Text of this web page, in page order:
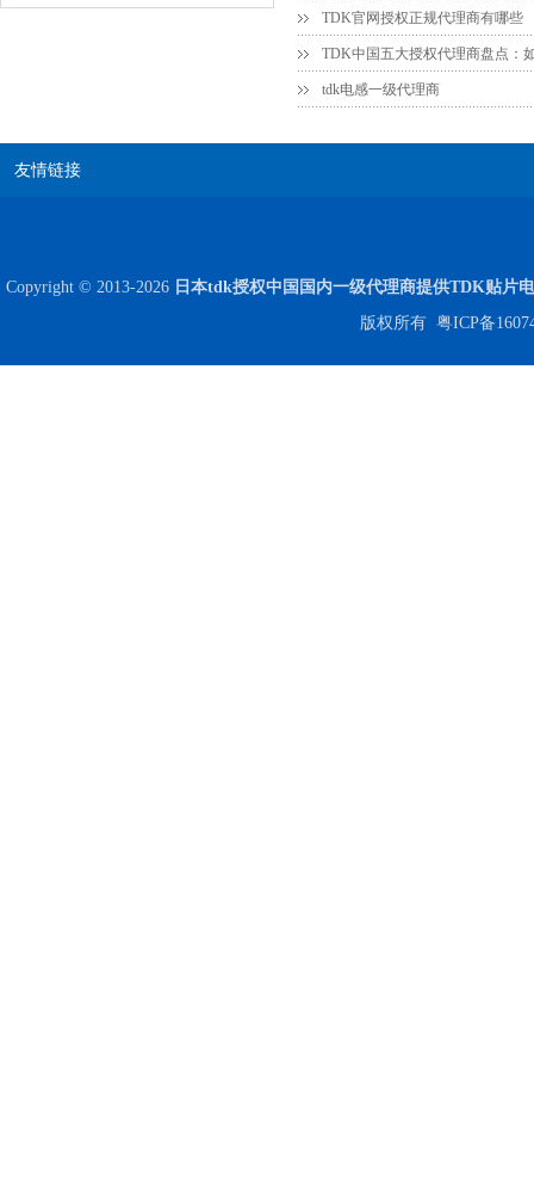
贴片安规电容2220 X2 AC250V 0.1UF封装
TDK官网授权正规代理商有哪些
tdk电感一级代理商
友情链接
Copyright © 2013-2026 日本tdk授权中国国内一级代理商提供TDK贴片
版权所有 粤ICP备